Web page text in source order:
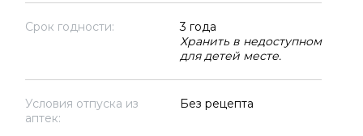
Срок годности:
3 года
Хранить в недоступном
для детей месте.
Условия отпуска из
аптек:
Без рецепта